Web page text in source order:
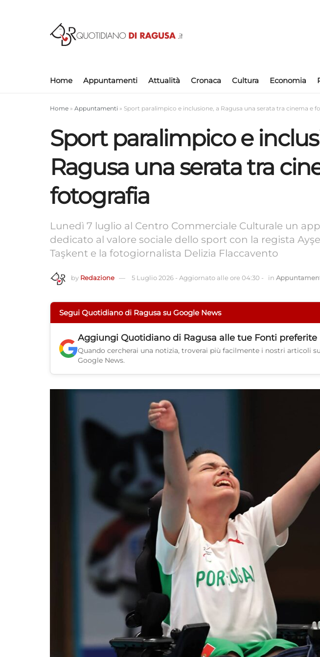
Home Appuntamenti Attualità Cronaca Cultura Economia
Home » Appuntamenti » Sport paralimpico e inclusione, a Ragusa una serata tra cinema e
Sport paralimpico e
Ragusa una serata tra
fotografia
Lunedì 7 luglio al Centro Commerciale Culturale un
dedicato al valore sociale dello sport con la regista
Taşkent e la fotogiornalista Delizia Flaccavento
by Redazione 5 Luglio 2026 - Aggiornato alle ore 04:30 - in
Segui Quotidiano di Ragusa su Google News
Aggiungi Quotidiano di Ragusa alle tue Fonti preferite
Quando cercherai una notizia, troverai più facilmente i nostri articoli su
Google News.